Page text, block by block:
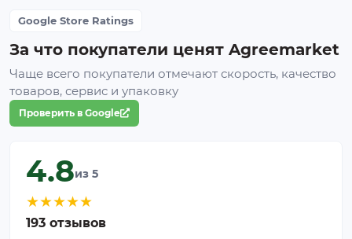
Google Store Ratings
За что покупатели ценят Agreemarket
Чаще всего покупатели отмечают скорость, качество
товаров, сервис и упаковку
Проверить в Google
4.8из 5
★★★★★
193 отзывов